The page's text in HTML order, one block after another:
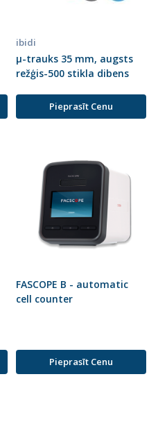
ibidi
µ-trauks 35 mm, augsts
režģis-500 stikla dibens
Pieprasīt Cenu
FASCOPE B - automatic
cell counter
Pieprasīt Cenu